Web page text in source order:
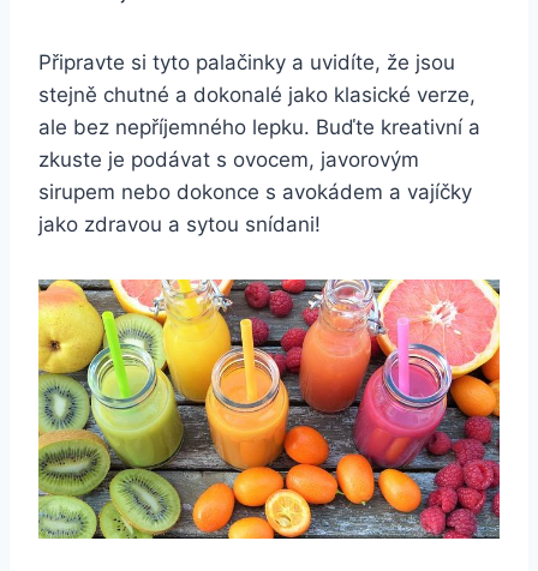
Připravte si tyto palačinky a uvidíte, že jsou
stejně chutné a dokonalé jako klasické verze,
ale bez nepříjemného lepku. Buďte kreativní a
zkuste je podávat s ovocem, javorovým
sirupem nebo dokonce s avokádem a vajíčky
jako zdravou a sytou snídani!